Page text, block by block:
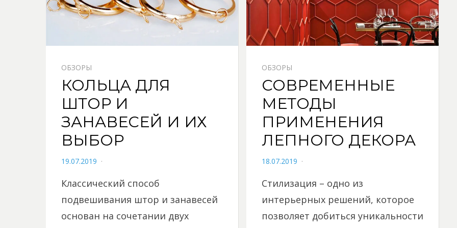
ОБЗОРЫ
КОЛЬЦА ДЛЯ
ШТОР И
ЗАНАВЕСЕЙ И ИХ
ВЫБОР
POSTED
19.07.2019
Классический способ
подвешивания штор и занавесей
основан на сочетании двух
ОБЗОРЫ
СОВРЕМЕННЫЕ
МЕТОДЫ
ПРИМЕНЕНИЯ
ЛЕПНОГО ДЕКОРА
POSTED
18.07.2019
Стилизация – одно из
интерьерных решений, которое
позволяет добиться уникальности